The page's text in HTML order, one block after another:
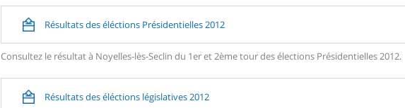
Résultats des éléctions Présidentielles 2012
Consultez le résultat à Noyelles-lès-Seclin du 1er et 2ème tour des élections Présidentielles 2012.
Résultats des éléctions législatives 2012